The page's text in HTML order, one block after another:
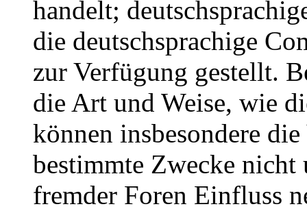
handelt;
die deutschsprachige
zur Verfügung gestellt.
die Art und Weise, wie
können insbesondere
bestimmte Zwecke nicht
fremder Foren Einfluss